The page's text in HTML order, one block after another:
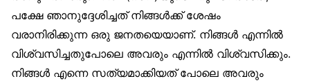
പക്ഷേ ഞാനുദ്ദേശിച്ചത് നിങ്ങൾക്ക് ശേഷം
വരാനിരിക്കുന്ന ഒരു ജനതയെയാണ്. നിങ്ങൾ എന്നിൽ
വിശ്വസിച്ചതുപോലെ അവരും എന്നിൽ വിശ്വസിക്കും.
നിങ്ങൾ എന്നെ സത്യമാക്കിയത് പോലെ അവരും